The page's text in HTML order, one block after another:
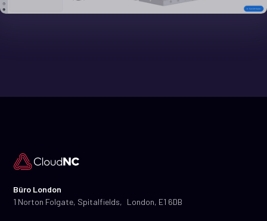
Büro London
1 Norton Folgate, Spitalfields, London, E1 6DB